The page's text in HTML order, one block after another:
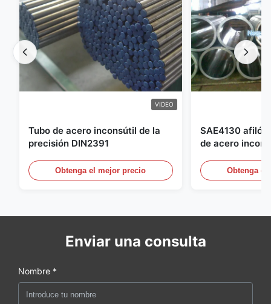
VIDEO
Tubo de acero inconsútil de la
precisión DIN2391
Obtenga el mejor precio
SAE4130 afiló
de acero
Obtenga el
Enviar una consulta
Nombre *